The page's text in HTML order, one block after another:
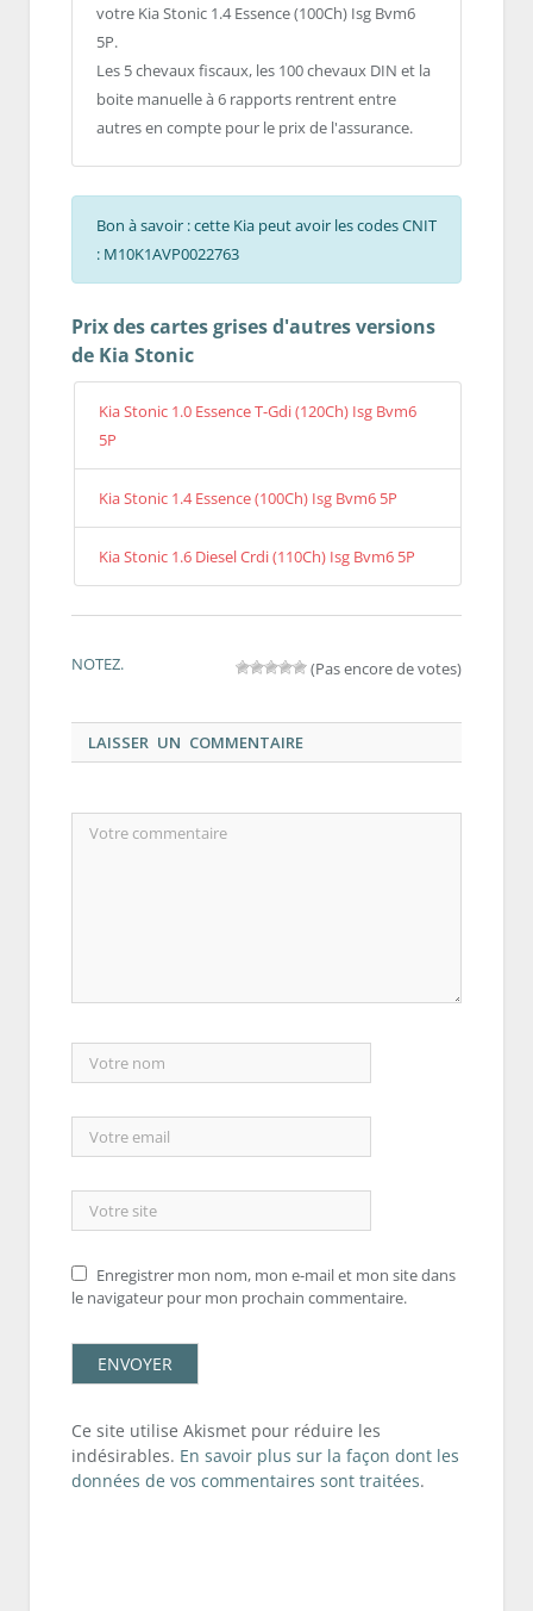
votre Kia Stonic 1.4 Essence (100Ch) Isg Bvm6
5P.
Les 5 chevaux fiscaux, les 100 chevaux DIN et la
boite manuelle à 6 rapports rentrent entre
autres en compte pour le prix de l'assurance.
Bon à savoir : cette Kia peut avoir les codes CNIT
: M10K1AVP0022763
Prix des cartes grises d'autres versions
de Kia Stonic
Kia Stonic 1.0 Essence T-Gdi (120Ch) Isg Bvm6
5P
Kia Stonic 1.4 Essence (100Ch) Isg Bvm6 5P
Kia Stonic 1.6 Diesel Crdi (110Ch) Isg Bvm6 5P
NOTEZ. (Pas encore de votes)
LAISSER UN COMMENTAIRE
Enregistrer mon nom, mon e-mail et mon site dans
le navigateur pour mon prochain commentaire.
Ce site utilise Akismet pour réduire les
indésirables. En savoir plus sur la façon dont les
données de vos commentaires sont traitées.